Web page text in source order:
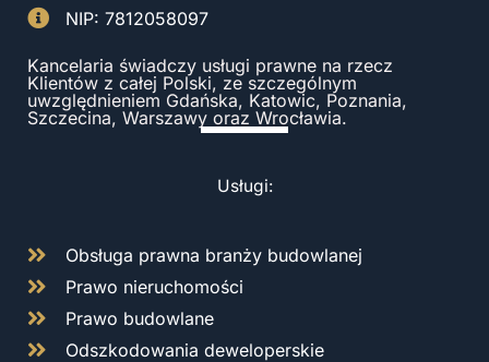
NIP: 7812058097
Kancelaria świadczy usługi prawne na rzecz
Klientów z całej Polski, ze szczególnym
uwzględnieniem Gdańska, Katowic, Poznania,
Szczecina, Warszawy oraz Wrocławia.
Usługi:
Obsługa prawna branży budowlanej
Prawo nieruchomości
Prawo budowlane
Odszkodowania deweloperskie